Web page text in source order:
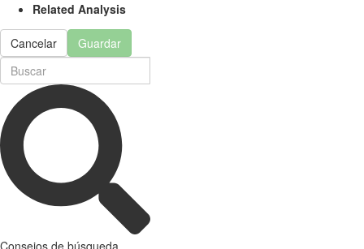
Related Analysis
Cancelar Guardar